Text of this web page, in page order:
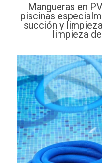
Mangueras en
piscinas
succión y
limpieza